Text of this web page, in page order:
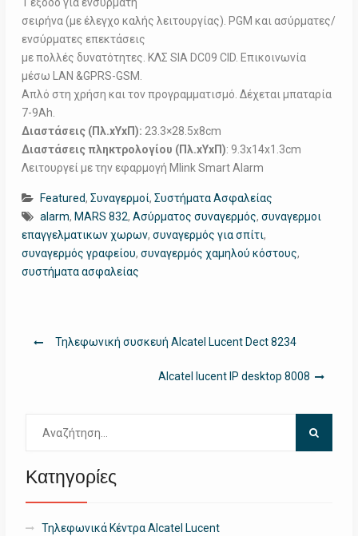
σειρήνα (με έλεγχο καλής λειτουργίας). PGM και ασύρματες/
ενσύρματες επεκτάσεις
με πολλές δυνατότητες. ΚΛΣ SIA DC09 CID. Επικοινωνία
μέσω LAN &GPRS-GSM.
Απλό στη χρήση και τον προγραμματισμό. Δέχεται μπαταρία
7-9Ah.
Διαστάσεις (Πλ.xΥxΠ): 23.3×28.5x8cm
Διαστάσεις πληκτρολογίου (Πλ.xΥxΠ): 9.3x14x1.3cm
Λειτουργεί με την εφαρμογή Mlink Smart Alarm
Featured, Συναγερμοί, Συστήματα Ασφαλείας
alarm, MARS 832, Ασύρματος συναγερμός, συναγερμοι
επαγγελματικων χωρων, συναγερμός για σπίτι,
συναγερμός γραφείου, συναγερμός χαμηλού κόστους,
συστήματα ασφαλείας
Πλοήγηση
Τηλεφωνική συσκευή Alcatel Lucent Dect 8234
Alcatel lucent IP desktop 8008
για:
Κατηγορίες
Τηλεφωνικά Κέντρα Alcatel Lucent